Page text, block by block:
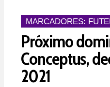
MARCADORES:
Próximo
Conceptus,
2021